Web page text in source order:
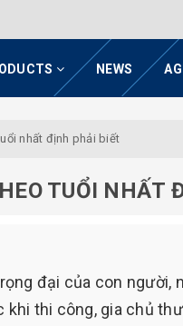
NEWS
nhất định phải biết
TUỔI NHẤT
đại của con người,
khi thi công, gia chủ